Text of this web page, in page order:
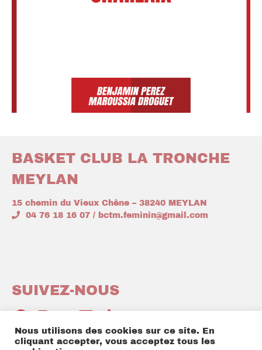
BASKET CLUB LA TRONCHE
MEYLAN
15 chemin du Vieux Chêne – 38240 MEYLAN
04 76 18 16 07 / bctm.feminin@gmail.com
SUIVEZ-NOUS
Nous utilisons des cookies sur ce site. En
cliquant accepter, vous acceptez tous les